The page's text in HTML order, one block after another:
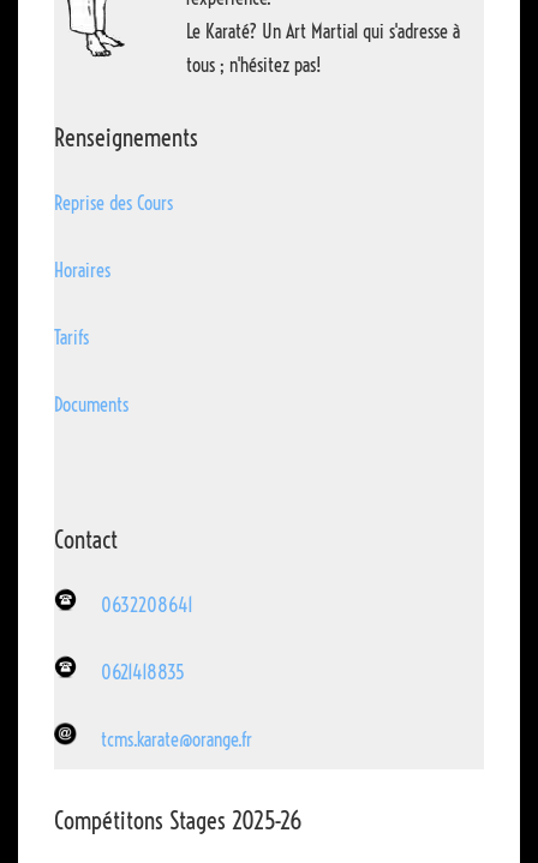
Le Karaté? Un Art Martial qui s'adresse à
tous ; n'hésitez pas!
Renseignements
Reprise des Cours
Horaires
Tarifs
Documents
Contact
0632208641
0621418835
tcms.karate@orange.fr
Compétitons Stages 2025-26